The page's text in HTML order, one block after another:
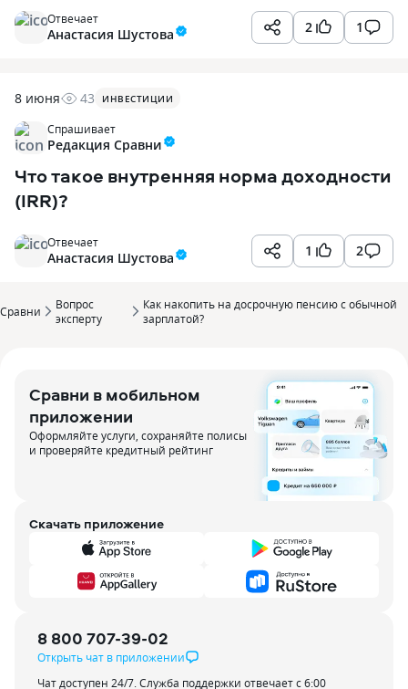
2 1
Отвечает
Анастасия Шустова
8 июня 43 ИНВЕСТИЦИИ
Спрашивает
Редакция Сравни
Что такое внутренняя норма доходности
(IRR)?
1 2
Отвечает
Анастасия Шустова
Сравни
Вопрос
эксперту
Как накопить на досрочную пенсию с обычной
зарплатой?
Сравни в мобильном
приложении
Оформляйте услуги, сохраняйте полисы
и проверяйте кредитный рейтинг
Скачать приложение
8 800 707-39-02
Открыть чат в приложении
Чат доступен 24/7. Служба поддержки отвечает с 6:00